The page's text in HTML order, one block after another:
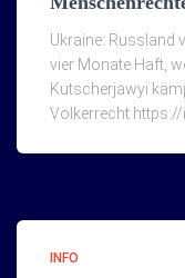
Ukraine: Russland
vier Monate Haft,
Kutscherjawyi
Völkerrecht
INFO